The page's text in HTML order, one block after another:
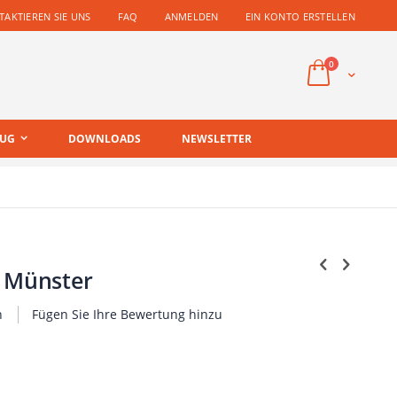
SIE UNS FAQ ANMELDEN EIN KONTO ERSTELLEN
Cart
0Artikel
DOWNLOADS NEWSLETTER
Münster
Fügen Sie Ihre Bewertung hinzu